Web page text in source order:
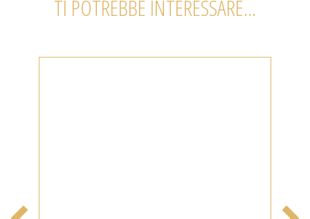
TI POTREBBE INTERESSARE...